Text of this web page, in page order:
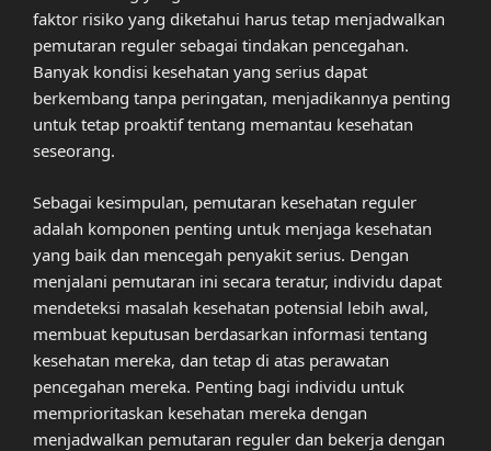
faktor risiko yang diketahui harus tetap menjadwalkan
pemutaran reguler sebagai tindakan pencegahan.
Banyak kondisi kesehatan yang serius dapat
berkembang tanpa peringatan, menjadikannya penting
untuk tetap proaktif tentang memantau kesehatan
seseorang.
Sebagai kesimpulan, pemutaran kesehatan reguler
adalah komponen penting untuk menjaga kesehatan
yang baik dan mencegah penyakit serius. Dengan
menjalani pemutaran ini secara teratur, individu dapat
mendeteksi masalah kesehatan potensial lebih awal,
membuat keputusan berdasarkan informasi tentang
kesehatan mereka, dan tetap di atas perawatan
pencegahan mereka. Penting bagi individu untuk
memprioritaskan kesehatan mereka dengan
menjadwalkan pemutaran reguler dan bekerja dengan